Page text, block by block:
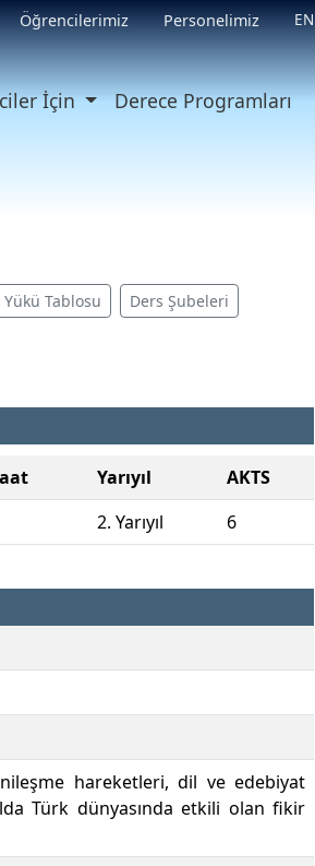
Öğrencilerimiz Personelimiz EN
İçin Derece Programları
Yükü Tablosu Ders Şubeleri
Yarıyıl
AKTS
2. Yarıyıl 6
hareketleri, dil ve edebiyat
Türk dünyasında etkili olan fikir